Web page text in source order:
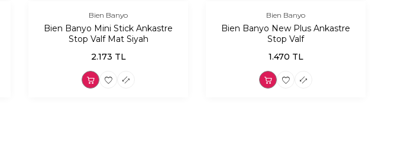
Bien Banyo
Bien Banyo Mini Stick Ankastre
Stop Valf Mat Siyah
2.173 TL
Bien Banyo
Bien Banyo New Plus Ankastre
Stop Valf
1.470 TL